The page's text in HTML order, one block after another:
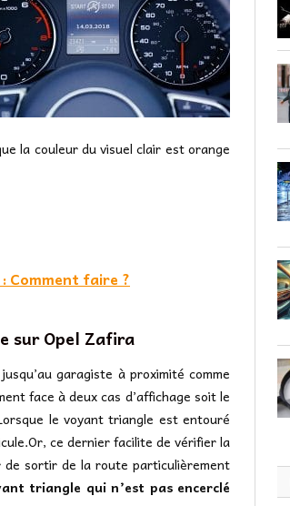
la couleur du visuel clair est orange
Comment faire ?
sur Opel Zafira
garagiste à proximité comme
face à deux cas d’affichage soit le
le voyant triangle est entouré
ce dernier facilite de vérifier la
de sortir de la route particulièrement
triangle qui n’est pas encerclé